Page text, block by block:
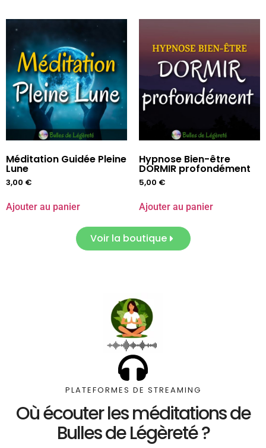
Méditation Guidée Pleine
Lune
3,00 €
Ajouter au panier
Hypnose Bien-être
DORMIR profondément
5,00 €
Ajouter au panier
Voir la boutique
PLATEFORMES DE STREAMING
Où écouter les méditations de
Bulles de Légèreté ?